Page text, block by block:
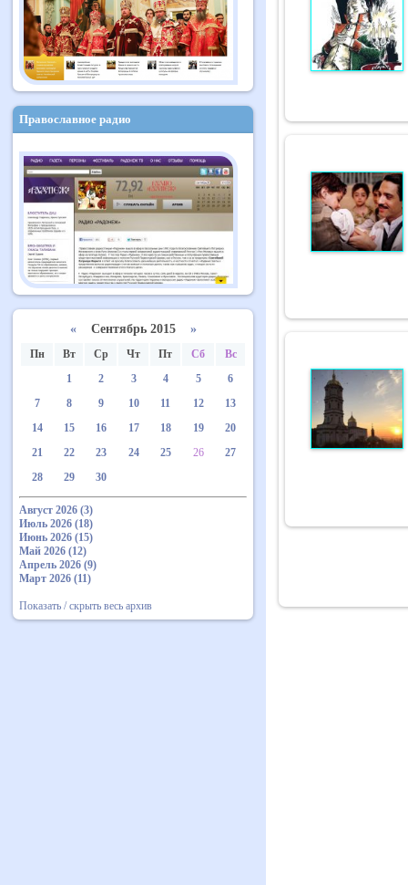
Православное радио
«Сентябрь 2015 »
Пн Вт Ср Чт Пт Сб
Вс
1
2 3 4 5
6
7
8 9 10 11 12
13
14
15 16 17 18 19
20
21
22 23 24 25 26
27
28
29 30
Август 2026 (3)
Июль 2026 (18)
Июнь 2026 (15)
Май 2026 (12)
Апрель 2026 (9)
Март 2026 (11)
Показать / скрыть весь архив